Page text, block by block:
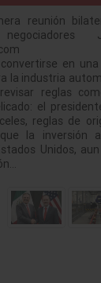
reunión
en
la industria
reglas
el
reglas de
la inversión
Unidos,